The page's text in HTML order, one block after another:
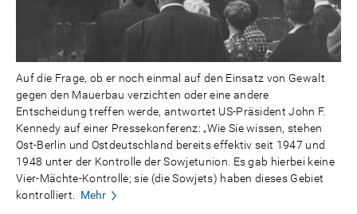
Auf die Frage, ob er noch einmal auf den Einsatz von Gewalt
gegen den Mauerbau verzichten oder eine andere
Entscheidung treffen werde, antwortet US-Präsident John F.
Kennedy auf einer Pressekonferenz: „Wie Sie wissen, stehen
Ost-Berlin und Ostdeutschland bereits effektiv seit 1947 und
1948 unter der Kontrolle der Sowjetunion. Es gab hierbei keine
Vier-Mächte-Kontrolle; sie (die Sowjets) haben dieses Gebiet
kontrolliert.
Mehr